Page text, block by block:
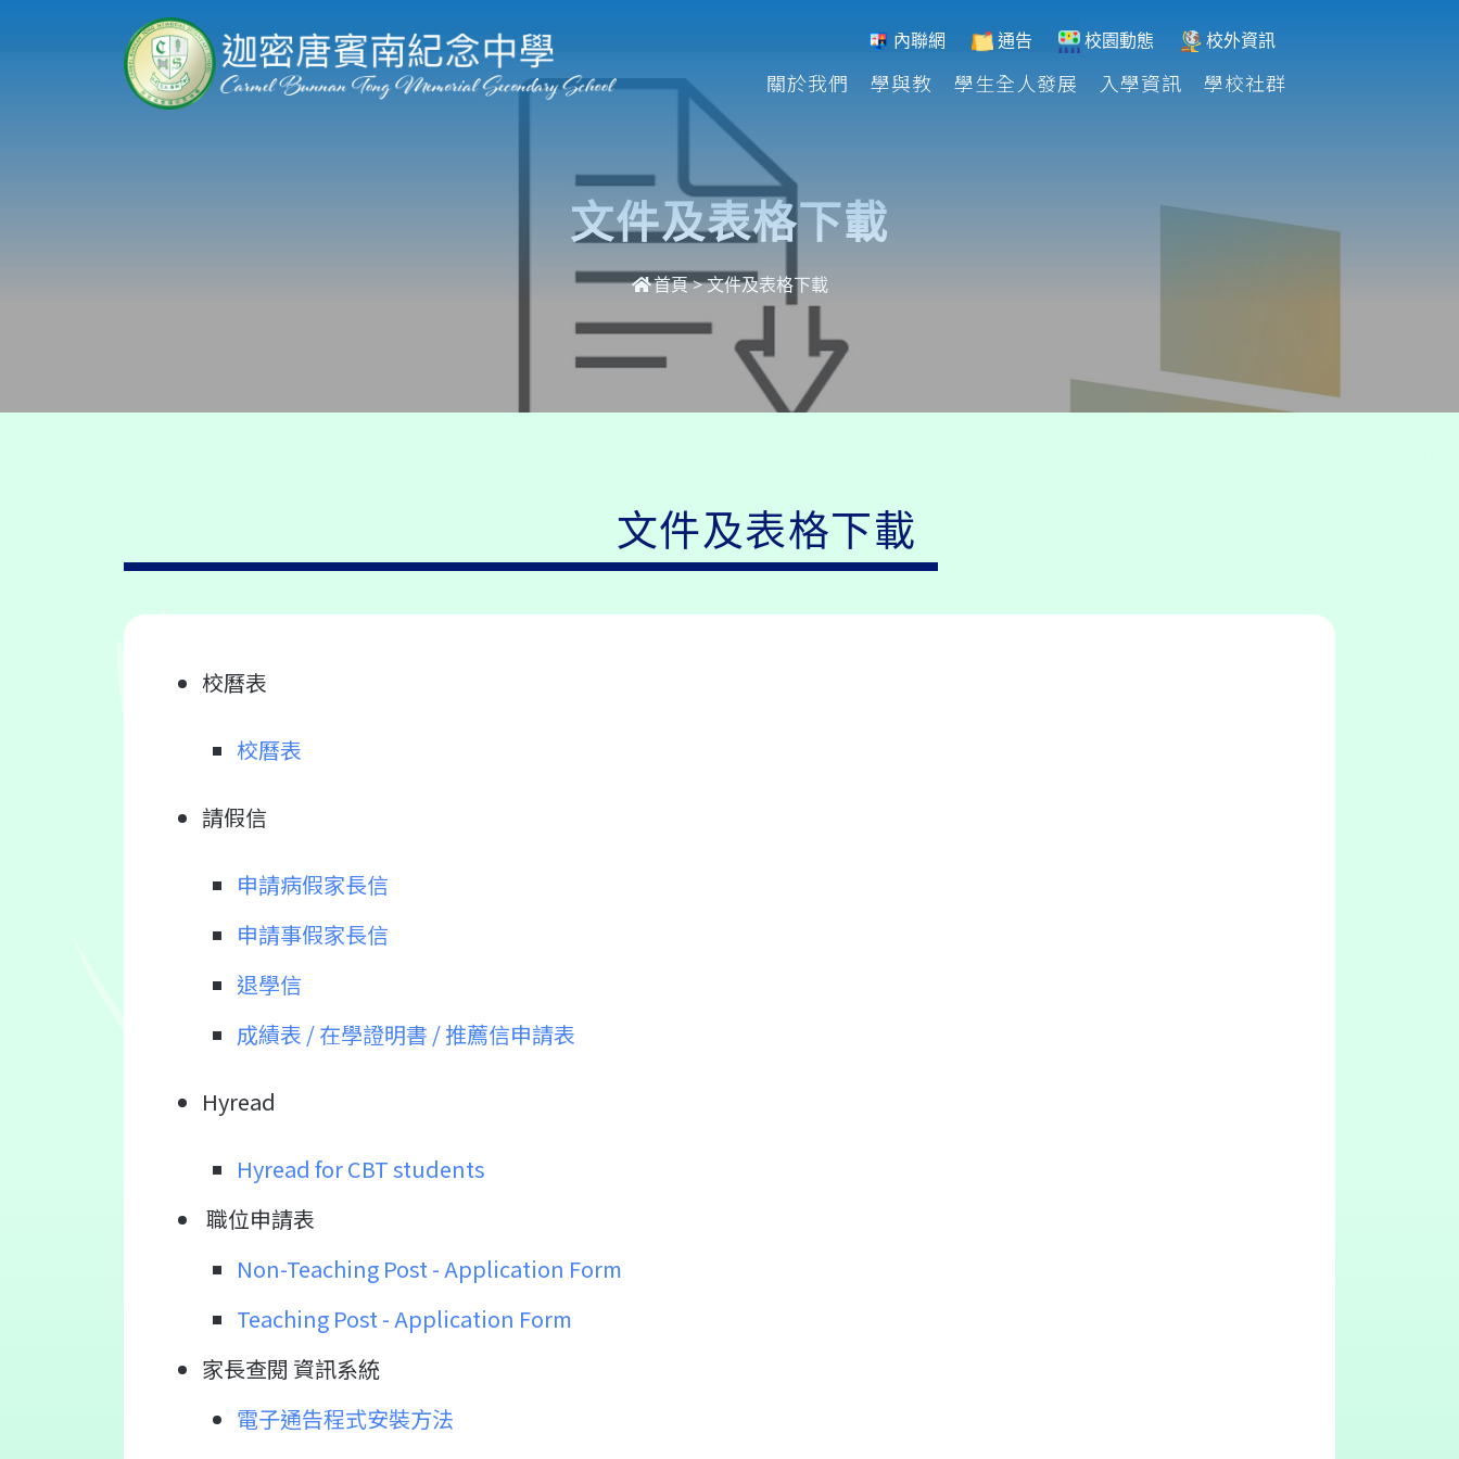
內聯網 通告 校園動態 校外資訊
關於我們 學與教 學生全人發展 入學資訊 學校社群
文件及表格下載
首頁>文件及表格下載
文件及表格下載
校曆表
校曆表
請假信
申請病假家長信
申請事假家長信
退學信
成績表 / 在學證明書 / 推薦信申請表
Hyread
Hyread for CBT students
職位申請表
Non-Teaching Post - Application Form
Teaching Post - Application Form
家長查閱 資訊系統
電子通告程式安裝方法